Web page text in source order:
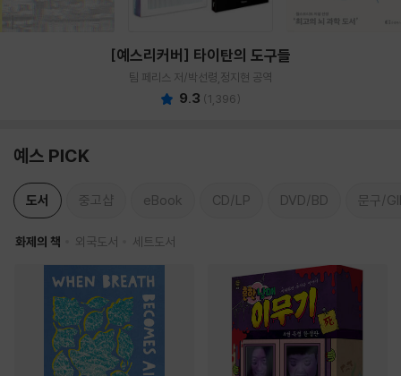
[예스리커버] 타이탄의 도구들
팀 페리스 저/박선령,정지현 공역
9.3 (1,396)
예스 PICK
도서 중고샵 eBook CD/LP DVD/BD 문구/
화제의 책 외국도서 세트도서